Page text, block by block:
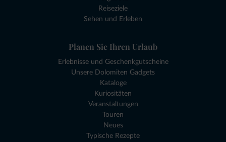
Reiseziele
Sehen und Erleben
Planen Sie Ihren Urlaub
Erlebnisse und Geschenkgutscheine
Unsere Dolomiten Gadgets
Kataloge
Kuriositäten
Veranstaltungen
Touren
Neues
Typische Rezepte